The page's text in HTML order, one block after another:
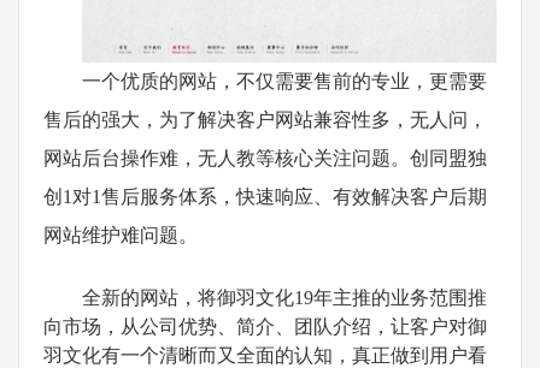
一个优质的网站，不仅需要售前的专业，更需要
售后的强大，为了解决客户网站兼容性多，无人问，
网站后台操作难，无人教等核心关注问题。创同盟独
创1对1售后服务体系，快速响应、有效解决客户后期
网站维护难问题。
全新的网站，将御羽文化19年主推的业务范围推
向市场，从公司优势、简介、团队介绍，让客户对御
羽文化有一个清晰而又全面的认知，真正做到用户看